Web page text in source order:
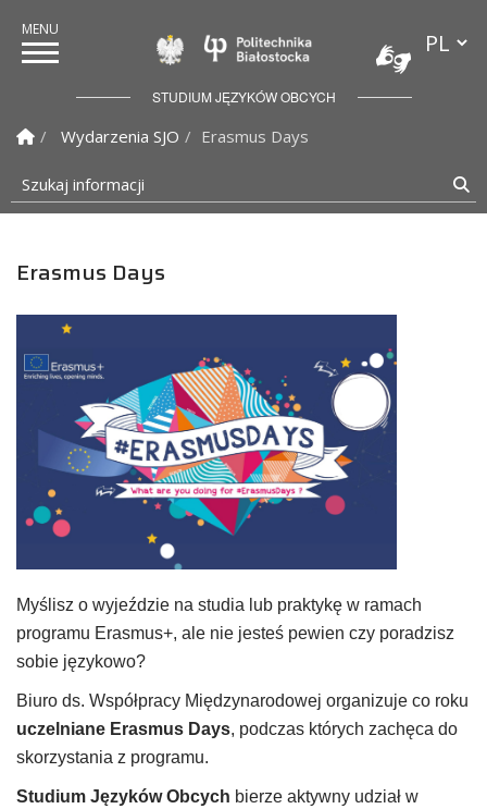
Politechnika
STUDIUM JĘZYKÓW OBCYCH
Strona Główna
Wydarzenia SJO
Erasmus Days
Szukaj informacji
Erasmus Days
Myślisz o wyjeździe na studia lub praktykę w ramach
programu Erasmus+, ale nie jesteś pewien czy poradzisz
sobie językowo?
Biuro ds. Współpracy Międzynarodowej organizuje co roku
uczelniane Erasmus Days, podczas których zachęca do
skorzystania z programu.
Studium Języków Obcych bierze aktywny udział w